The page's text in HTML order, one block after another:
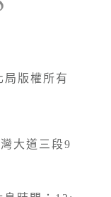
局版權所有
大道三段9